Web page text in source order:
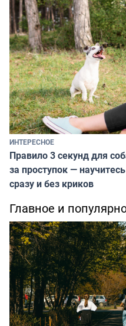
ИНТЕРЕСНОЕ
Правило 3 секунд для
за проступок —
сразу и без криков
Главное и